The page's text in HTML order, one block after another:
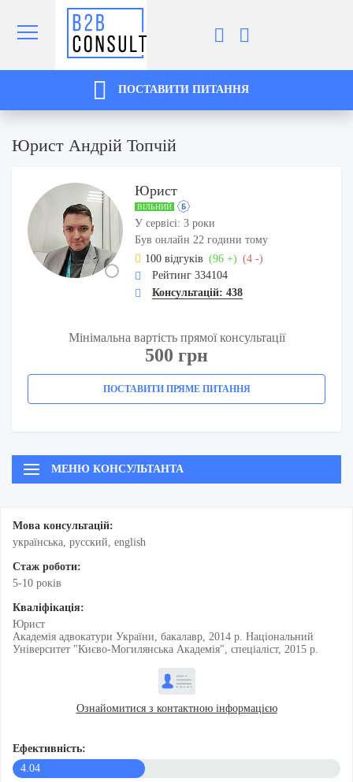
ПОСТАВИТИ ПИТАННЯ
Юрист Андрій Топчій
Юрист
ВІЛЬНИЙ
У сервісі: 3 роки
Був онлайн 22 години тому
100 відгуків (96 +) (4 -)
Рейтинг 334104
Консультацій: 438
Мінімальна вартість прямої консультації
500 грн
ПОСТАВИТИ ПРЯМЕ ПИТАННЯ
МЕНЮ КОНСУЛЬТАНТА
Мова консультацій:
українська, русский, english
Стаж роботи:
5-10 рокiв
Кваліфікація:
Юрист
Академія адвокатури України, бакалавр, 2014 р. Національний
Університет "Києво-Могилянська Академія", спеціаліст, 2015 р.
Ознайомитися з контактною інформацією
Ефективність:
4.04